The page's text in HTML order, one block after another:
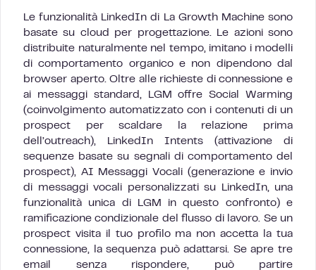
Le funzionalità LinkedIn di La Growth Machine sono
basate su cloud per progettazione. Le azioni sono
distribuite naturalmente nel tempo, imitano i modelli
di comportamento organico e non dipendono dal
browser aperto. Oltre alle richieste di connessione e
ai messaggi standard, LGM offre Social Warming
(coinvolgimento automatizzato con i contenuti di un
prospect per scaldare la relazione prima
dell’outreach), LinkedIn Intents (attivazione di
sequenze basate su segnali di comportamento del
prospect), AI Messaggi Vocali (generazione e invio
di messaggi vocali personalizzati su LinkedIn, una
funzionalità unica di LGM in questo confronto) e
ramificazione condizionale del flusso di lavoro. Se un
prospect visita il tuo profilo ma non accetta la tua
connessione, la sequenza può adattarsi. Se apre tre
email senza rispondere, può partire